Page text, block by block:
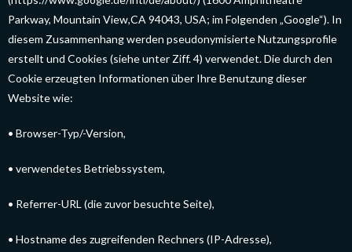
Parkway, Mountain View,CA 94043, USA; im Folgenden „Google“). In
diesem Zusammenhang werden pseudonymisierte Nutzungsprofile
erstellt und Cookies (siehe unter Ziff. 4) verwendet. Die durch den
Cookie erzeugten Informationen über Ihre Benutzung dieser
Website wie:
• Browser-Typ/-Version,
• verwendetes Betriebssystem,
• Referrer-URL (die zuvor besuchte Seite),
• Hostname des zugreifenden Rechners (IP-Adresse),